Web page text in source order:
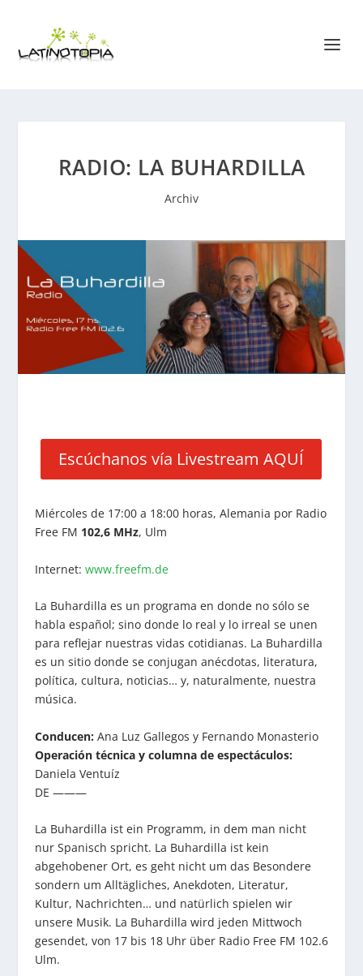
RADIO: LA BUHARDILLA
Archiv
Escúchanos vía Livestream AQUÍ
Miércoles de 17:00 a 18:00 horas, Alemania por Radio
Free FM 102,6 MHz, Ulm
Internet: www.freefm.de
La Buhardilla es un programa en donde no sólo se
habla español; sino donde lo real y lo irreal se unen
para reflejar nuestras vidas cotidianas. La Buhardilla
es un sitio donde se conjugan anécdotas, literatura,
política, cultura, noticias… y, naturalmente, nuestra
música.
Conducen: Ana Luz Gallegos y Fernando Monasterio
Operación técnica y columna de espectáculos:
Daniela Ventuíz
DE ———
La Buhardilla ist ein Programm, in dem man nicht
nur Spanisch spricht. La Buhardilla ist kein
abgehobener Ort, es geht nicht um das Besondere
sondern um Alltägliches, Anekdoten, Literatur,
Kultur, Nachrichten… und natürlich spielen wir
unsere Musik. La Buhardilla wird jeden Mittwoch
gesendet, von 17 bis 18 Uhr über Radio Free FM 102.6
Ulm.